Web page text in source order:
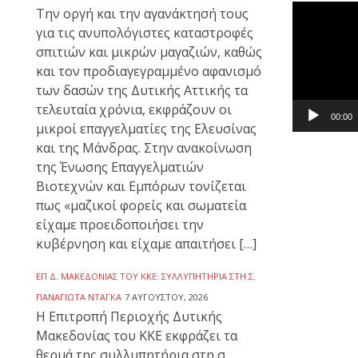
Την οργή και την αγανάκτησή τους
για τις ανυπολόγιστες καταστροφές
σπιτιών και μικρών μαγαζιών, καθώς
και τον προδιαγεγραμμένο αφανισμό
των δασών της Δυτικής Αττικής τα
τελευταία χρόνια, εκφράζουν οι
μικροί επαγγελματίες της Ελευσίνας
και της Μάνδρας. Στην ανακοίνωση
της Ένωσης Επαγγελματιών
Βιοτεχνών και Εμπόρων τονίζεται
πως «μαζικοί φορείς και σωματεία
είχαμε προειδοποιήσει την
κυβέρνηση και είχαμε απαιτήσει […]
ΕΠ Δ. ΜΑΚΕΔΟΝΊΑΣ ΤΟΥ ΚΚΕ: ΣΥΛΛΥΠΗΤΉΡΙΑ ΣΤΗ Σ.
ΠΑΝΑΓΙΏΤΑ ΝΤΆΓΚΑ 7 ΑΥΓΟΎΣΤΟΥ, 2026
Η Επιτροπή Περιοχής Δυτικής
Μακεδονίας του ΚΚΕ εκφράζει τα
00:00